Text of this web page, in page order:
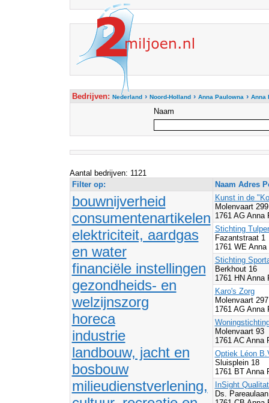
Bedrijven: Nederland› Noord-Holland› Anna Paulowna› Anna
Naam
Aantal bedrijven: 1121
Filter op:
Naam Adres
bouwnijverheid
consumentenartikelen
elektriciteit, aardgas
en water
financiële instellingen
gezondheids- en
welzijnszorg
horeca
industrie
landbouw, jacht en
bosbouw
milieudienstverlening,
Kunst in de
Molenvaart 299
1761 AG Anna
Stichting
Fazantstraat 1
1761 WE
Stichting
Berkhout 16
1761 HN Anna
Karo's Zorg
Molenvaart
1761 AG Anna
Molenvaart 93
1761 AC Anna
Optiek Léon
Sluisplein 18
1761 BT Anna
InSight
Ds.